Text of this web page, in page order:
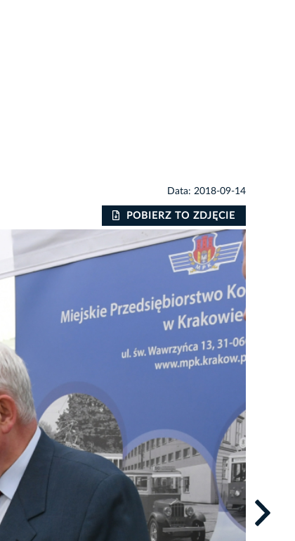
Data: 2018-09-14
POBIERZ TO ZDJĘCIE